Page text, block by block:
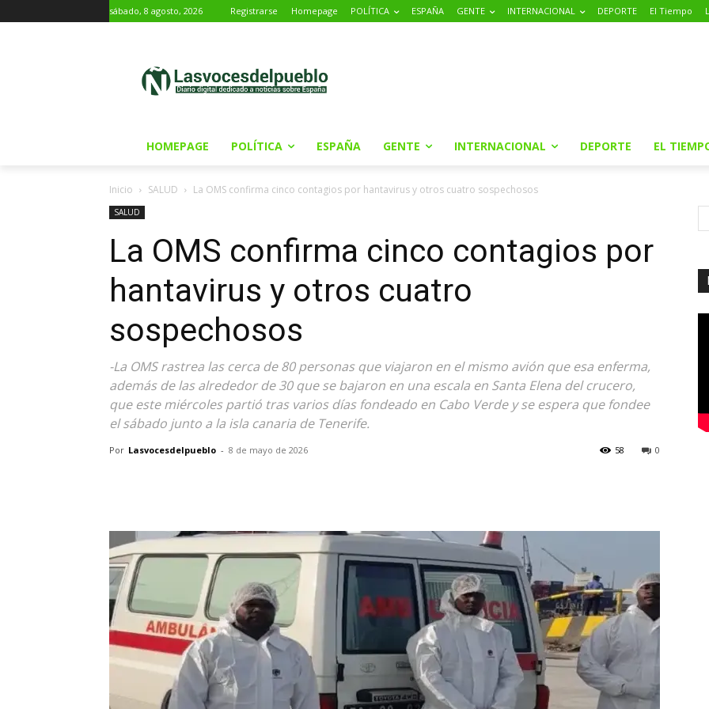
sábado, 8 agosto, 2026 Registrarse Homepage POLÍTICA ESPAÑA GENTE INTERNACIONAL DEPORTE El Tiempo
HOMEPAGE POLÍTICA ESPAÑA GENTE INTERNACIONAL DEPORTE EL
Inicio SALUD La OMS confirma cinco contagios por hantavirus y otros cuatro sospechosos
SALUD
La OMS confirma cinco contagios por
hantavirus y otros cuatro
sospechosos
-La OMS rastrea las cerca de 80 personas que viajaron en el mismo avión que esa enferma,
además de las alrededor de 30 que se bajaron en una escala en Santa Elena del crucero,
que este miércoles partió tras varios días fondeado en Cabo Verde y se espera que fondee
el sábado junto a la isla canaria de Tenerife.
Por Lasvocesdelpueblo - 8 de mayo de 2026 0
58